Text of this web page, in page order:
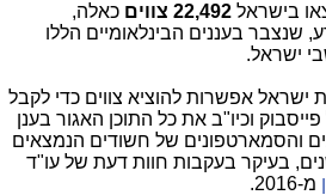
כאלה,
שנצבר בעננים הבינלאומיים הללו
ישראל.
ישראל אפשרות להוציא צווים כדי לקבל
וכיו"ב את כל התוכן האגור בענן
והסמארטפונים של חשודים הנמצאים
בעיקר בעקבות חוות דעת של עו"ד
מ-2016.